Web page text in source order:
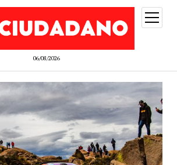
06/08/2026
abrir
menú